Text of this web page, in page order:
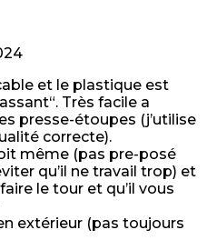
et le plastique est
Très facile a
presse-étoupes (j’utilise
correcte).
même (pas pre-posé
qu’il ne travail trop) et
le tour et qu’il vous
extérieur (pas toujours